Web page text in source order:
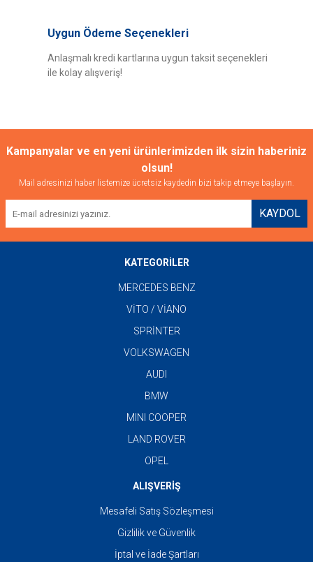
Uygun Ödeme Seçenekleri
Anlaşmalı kredi kartlarına uygun taksit seçenekleri
ile kolay alışveriş!
Kampanyalar ve en yeni ürünlerimizden ilk sizin haberiniz
olsun!
Mail adresinizi haber listemize ücretsiz kaydedin bizi takip etmeye başlayın.
KAYDOL
KATEGORİLER
MERCEDES BENZ
VİTO / VİANO
SPRİNTER
VOLKSWAGEN
AUDI
BMW
MINI COOPER
LAND ROVER
OPEL
ALIŞVERİŞ
Mesafeli Satış Sözleşmesi
Gizlilik ve Güvenlik
İptal ve İade Şartları